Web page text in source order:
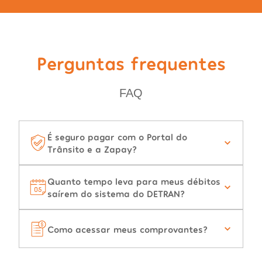
Perguntas frequentes
FAQ
É seguro pagar com o Portal do
Trânsito e a Zapay?
Quanto tempo leva para meus débitos
saírem do sistema do DETRAN?
Como acessar meus comprovantes?